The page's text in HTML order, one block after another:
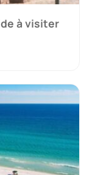
à visiter